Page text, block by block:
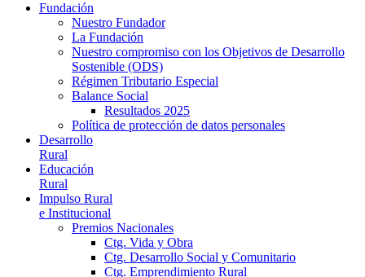
Fundación
Nuestro Fundador
La Fundación
Nuestro compromiso con los Objetivos de Desarrollo
Sostenible (ODS)
Régimen Tributario Especial
Balance Social
Resultados 2025
Política de protección de datos personales
Desarrollo
Rural
Educación
Rural
Impulso Rural
e Institucional
Premios Nacionales
Ctg. Vida y Obra
Ctg. Desarrollo Social y Comunitario
Ctg. Emprendimiento Rural